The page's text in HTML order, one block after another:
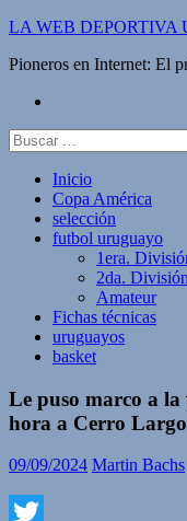
Saltar
contenido
LA WEB DEPORTIVA
Pioneros en Internet: El
Buscar:
Inicio
Copa América
selección
futbol uruguayo
1era.
2da. División
Amateur
Fichas técnicas
uruguayos
basket
Le puso marco a
hora a Cerro Largo
09/09/2024 Martin Bachs